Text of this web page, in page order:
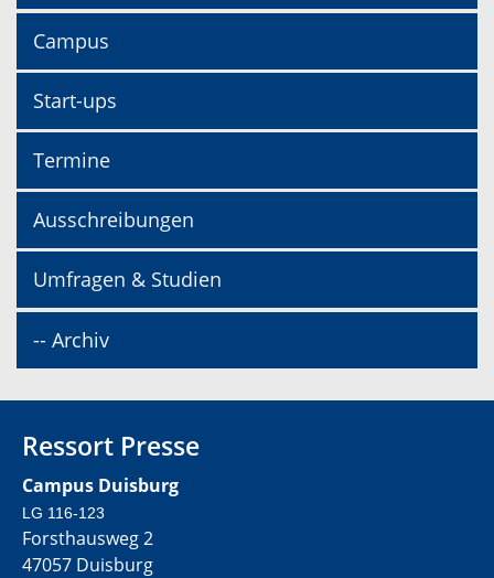
Campus
Start-ups
Termine
Ausschreibungen
Umfragen & Studien
-- Archiv
Ressort Presse
Campus Duisburg
LG 116-123
Forsthausweg 2
47057 Duisburg